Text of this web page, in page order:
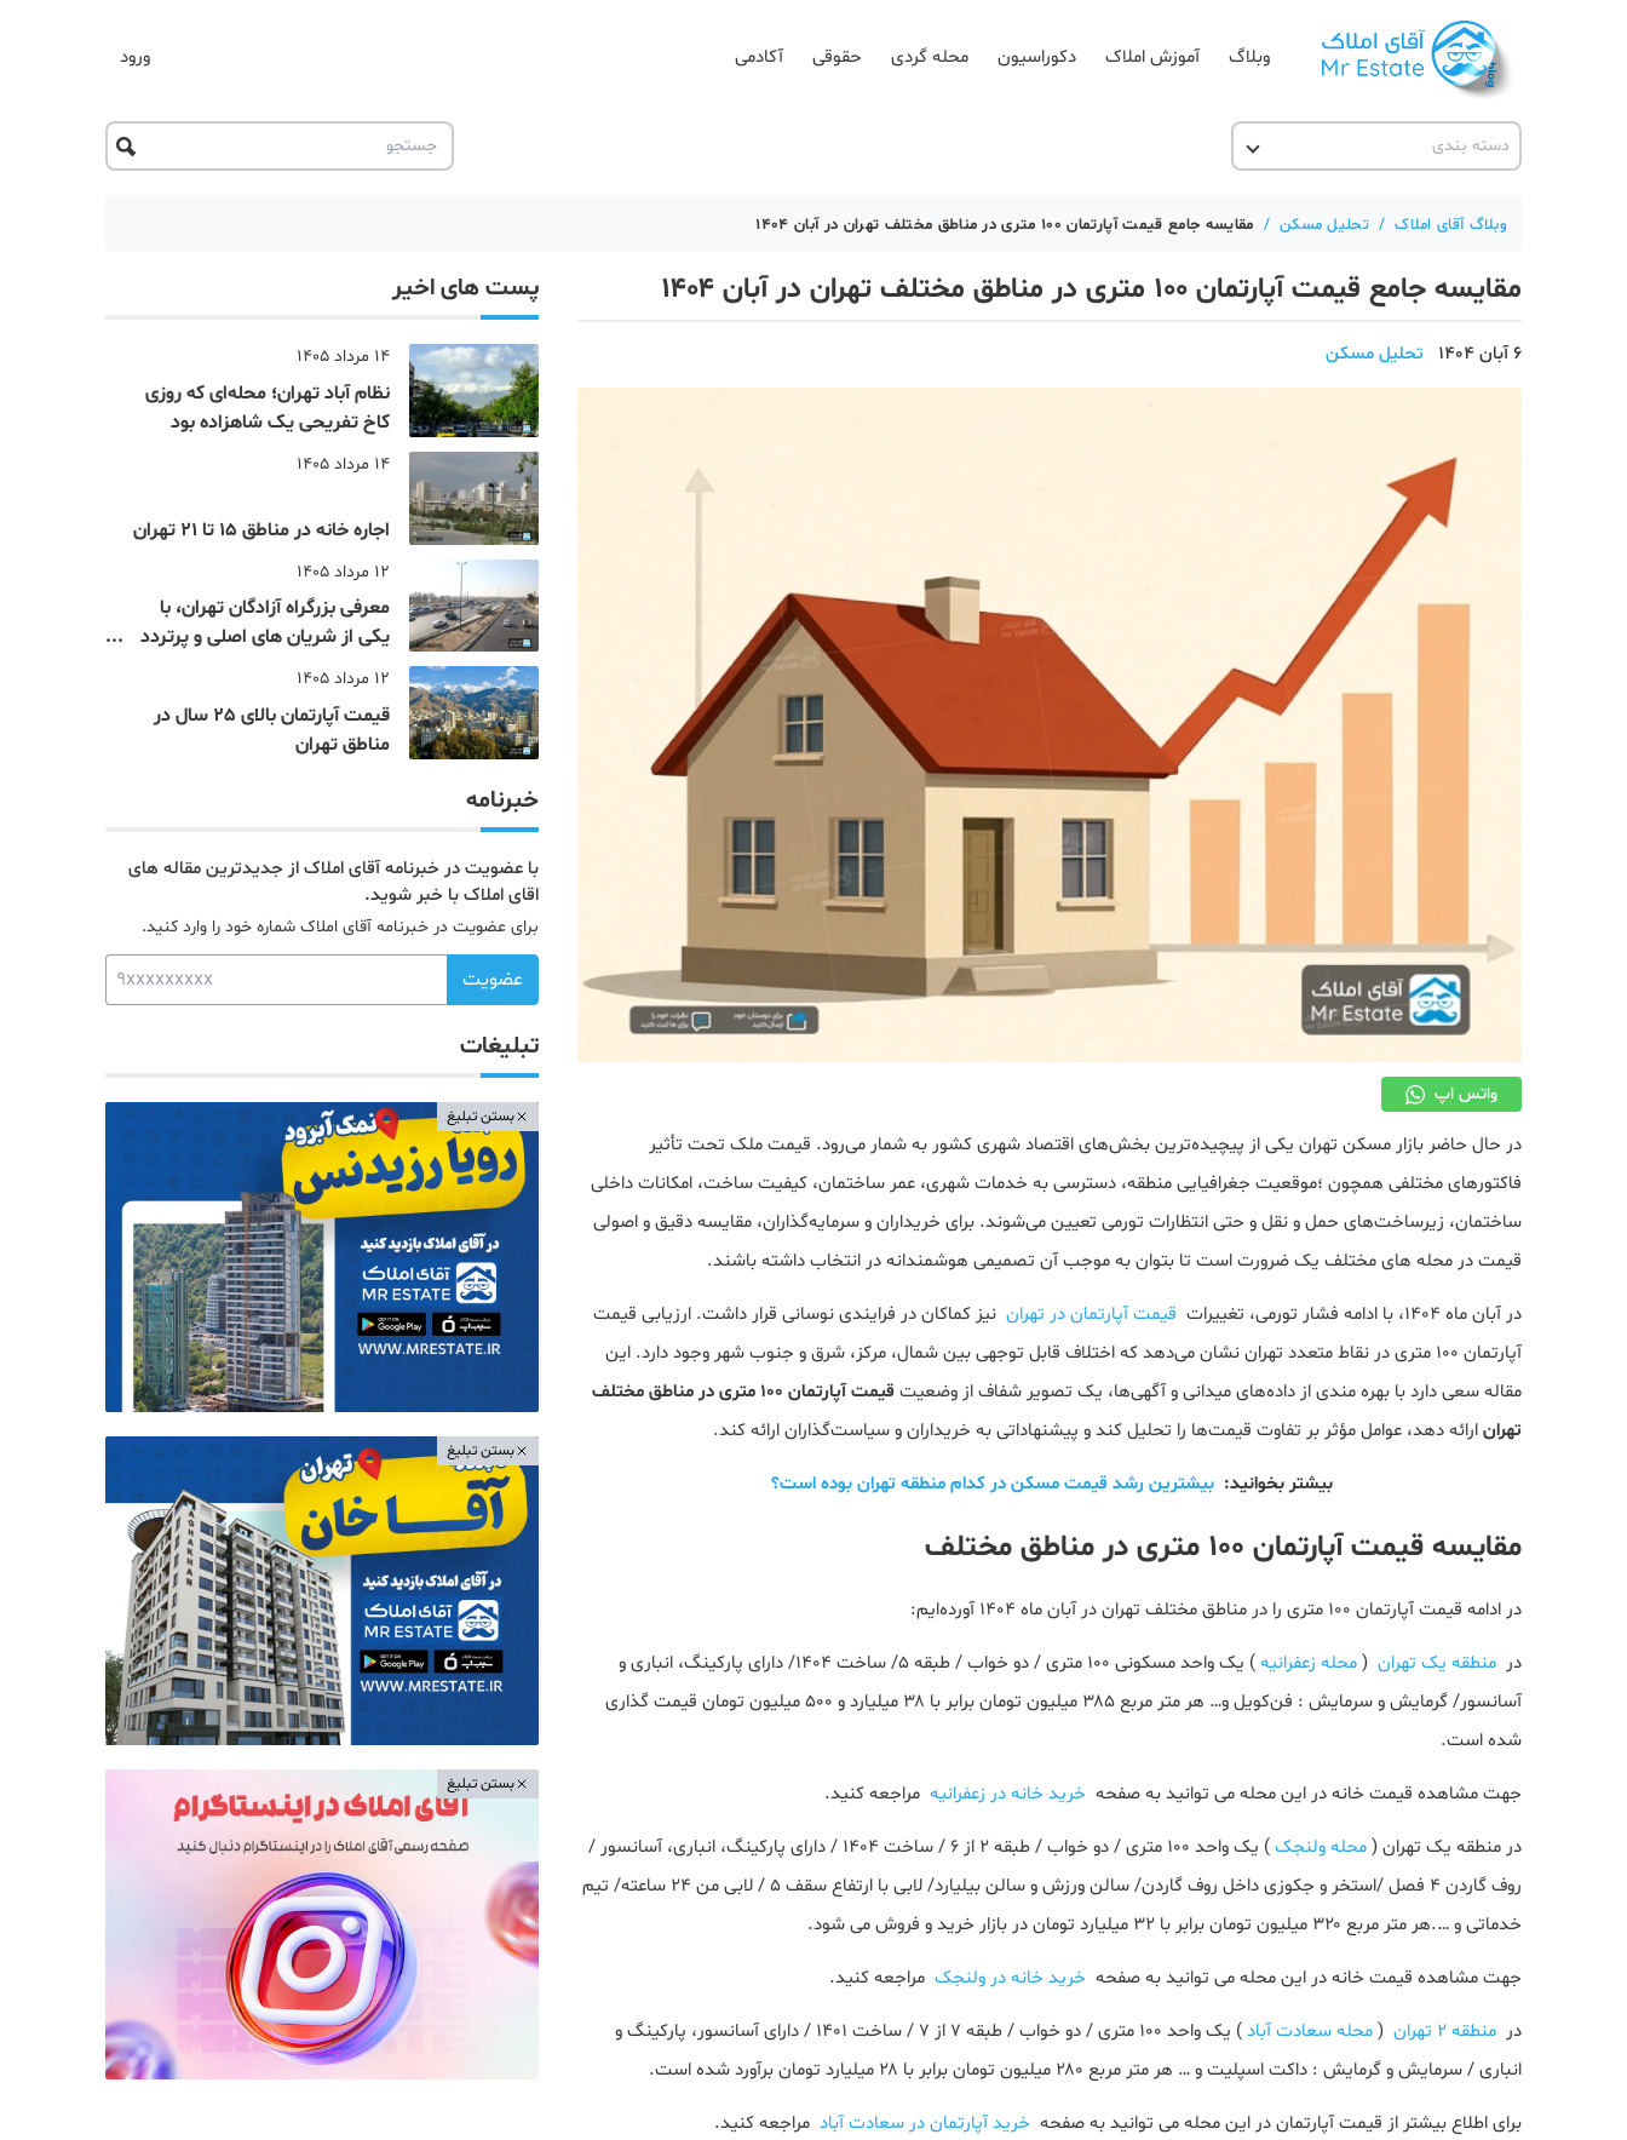
وبلاگ آموزش املاک دکوراسیون محله گردی حقوقی آکادمی ورود
دسته بندی
آقای مشاور املاک
آموزش پلتفرم آقای املاک
اخبار مسکن
تحلیل مسکن
دانستنی
وبلاگ آقای املاک / تحلیل مسکن / مقایسه جامع قیمت آپارتمان ۱۰۰ متری در مناطق مختلف تهران در آبان ۱۴۰۴
مقایسه جامع قیمت آپارتمان ۱۰۰ متری در مناطق مختلف تهران در آبان ۱۴۰۴
6 آبان 1404 تحلیل مسکن
واتس اپ
در حال حاضر بازار مسکن تهران یکی از پیچیده‌ترین بخش‌های اقتصاد شهری کشور به شمار می‌رود. قیمت‌ ملک تحت تأثیر
فاکتورهای مختلفی همچون ؛موقعیت جغرافیایی منطقه، دسترسی به خدمات شهری، عمر ساختمان، کیفیت ساخت، امکانات داخلی
ساختمان، زیرساخت‌های حمل و نقل و حتی انتظارات تورمی تعیین می‌شوند. برای خریداران و سرمایه‌گذاران، مقایسه دقیق و اصولی
قیمت در محله های مختلف یک ضرورت است تا بتوان به موجب آن تصمیمی هوشمندانه در انتخاب داشته باشند.
در آبان ماه ۱۴۰۴، با ادامه فشار تورمی، تغییرات قیمت آپارتمان در تهران نیز کماکان در فرایندی نوسانی قرار داشت. ارزیابی قیمت
آپارتمان‌ ۱۰۰ متری در نقاط متعدد تهران نشان می‌دهد که اختلاف قابل توجهی بین شمال، مرکز، شرق و جنوب شهر وجود دارد. این
مقاله سعی دارد با بهره مندی از داده‌های میدانی و آگهی‌ها، یک تصویر شفاف از وضعیت
قیمت آپارتمان ۱۰۰ متری در مناطق مختلف
تهرانارائه دهد، عوامل مؤثر بر تفاوت قیمت‌ها را تحلیل کند و پیشنهاداتی به خریداران و سیاست‌گذاران ارائه کند.
بیشتر بخوانید: بیشترین رشد قیمت مسکن در کدام منطقه تهران بوده است؟
مقایسه قیمت آپارتمان ۱۰۰ متری در مناطق مختلف
در ادامه قیمت آپارتمان ۱۰۰ متری را در مناطق مختلف تهران در آبان ماه ۱۴۰۴ آورده‌ایم:
در منطقه یک تهران (محله زعفرانیه
) یک واحد مسکونی ۱۰۰ متری / دو خواب / طبقه ۵/ ساخت ۱۴۰۴/ دارای پارکینگ، انباری و
آسانسور/ گرمایش و سرمایش : فن‌کویل و… هر متر مربع ۳۸۵ میلیون تومان برابر با ۳۸ میلیارد و ۵۰۰ میلیون تومان قیمت گذاری
شده است.
جهت مشاهده قیمت خانه در این محله می توانید به صفحه خرید خانه در زعفرانیه مراجعه کنید.
در منطقه یک تهران (محله ولنجک
) یک واحد ۱۰۰ متری / دو خواب / طبقه ۲ از ۶ / ساخت ۱۴۰۴ / دارای پارکینگ، انباری، آسانسور /
روف گاردن ۴ فصل /استخر و جکوزی داخل روف گاردن/ سالن ورزش و سالن بیلیارد/ لابی با ارتفاع سقف ۵ / لابی من ۲۴ ساعته/ تیم
خدماتی و ….هر متر مربع ۳۲۰ میلیون تومان برابر با ۳۲ میلیارد تومان در بازار خرید و فروش می شود.
جهت مشاهده قیمت خانه در این محله می توانید به صفحه خرید خانه در ولنجک مراجعه کنید.
در منطقه ۲ تهران (محله سعادت آباد
) یک واحد ۱۰۰ متری / دو خواب / طبقه ۷ از ۷ / ساخت ۱۴۰۱ / دارای آسانسور، پارکینگ و
انباری / سرمایش و گرمایش : داکت اسپلیت و … هر متر مربع ۲۸۰ میلیون تومان برابر با ۲۸ میلیارد تومان برآورد شده است.
برای اطلاع بیشتر از قیمت آپارتمان در این محله می توانید به صفحه خرید آپارتمان در سعادت آباد مراجعه کنید.
پست های اخیر
14 مرداد 1405
نظام‌ آباد تهران؛ محله‌ای که روزی
کاخ تفریحی یک شاهزاده بود
14 مرداد 1405
اجاره خانه در مناطق 15 تا 21 تهران
12 مرداد 1405
معرفی بزرگراه آزادگان تهران، با
یکی از شریان های اصلی و پرتردد
جنوب پایتخت آشنا شوید
12 مرداد 1405
قیمت آپارتمان بالای 25 سال در
مناطق تهران
خبرنامه
با عضویت در خبرنامه آقای املاک از جدیدترین مقاله های
اقای املاک با خبر شوید.
برای عضویت در خبرنامه آقای املاک شماره خود را وارد کنید.
عضویت
تبلیغات
بستن تبلیغ
بستن تبلیغ
بستن تبلیغ